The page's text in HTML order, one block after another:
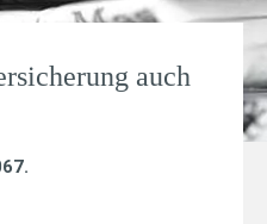
auch
.